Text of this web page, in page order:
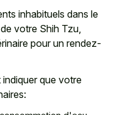
inhabituels dans le
votre Shih Tzu,
pour un rendez-
que votre